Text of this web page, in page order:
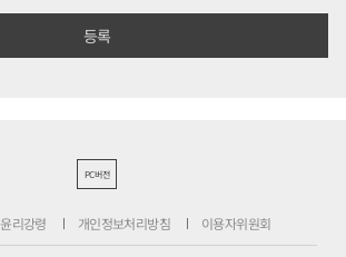
PC버전
윤리강령 개인정보처리방침 이용자위원회